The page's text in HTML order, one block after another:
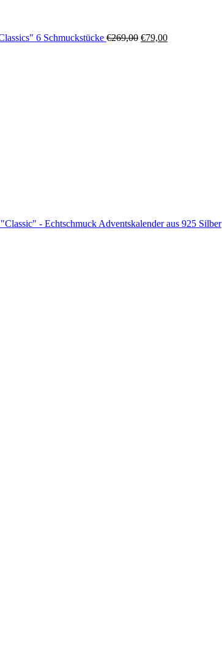
6 Schmuckstücke €269,00 €79,00
- Echtschmuck Adventskalender aus 925 Silber